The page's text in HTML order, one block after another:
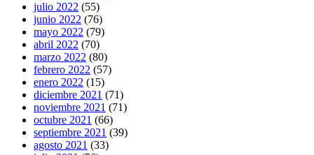
julio 2022 (55)
junio 2022 (76)
mayo 2022 (79)
abril 2022 (70)
marzo 2022 (80)
febrero 2022 (57)
enero 2022 (15)
diciembre 2021 (71)
noviembre 2021 (71)
octubre 2021 (66)
septiembre 2021 (39)
agosto 2021 (33)